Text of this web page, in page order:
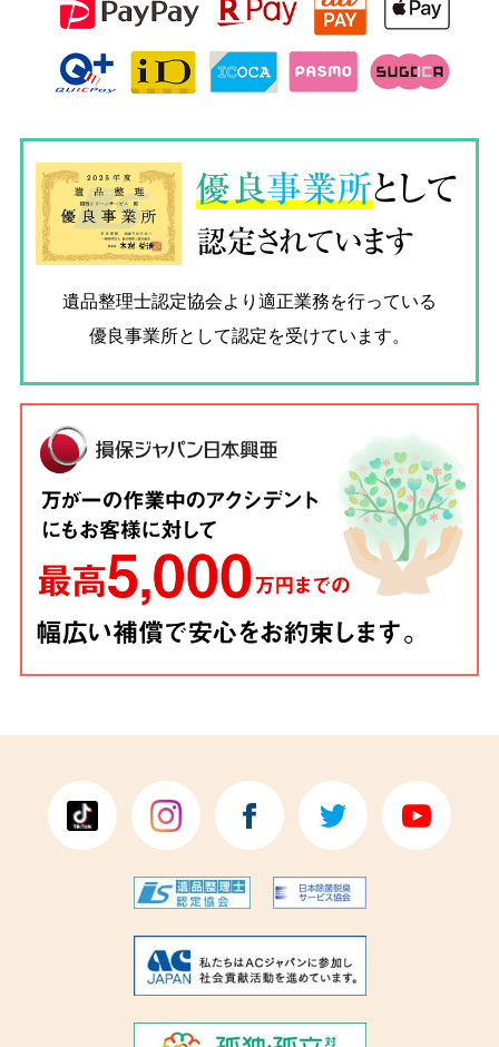
優良事業所として
認定されています
遺品整理士認定協会より適正業務を行っている
優良事業所として認定を受けています。